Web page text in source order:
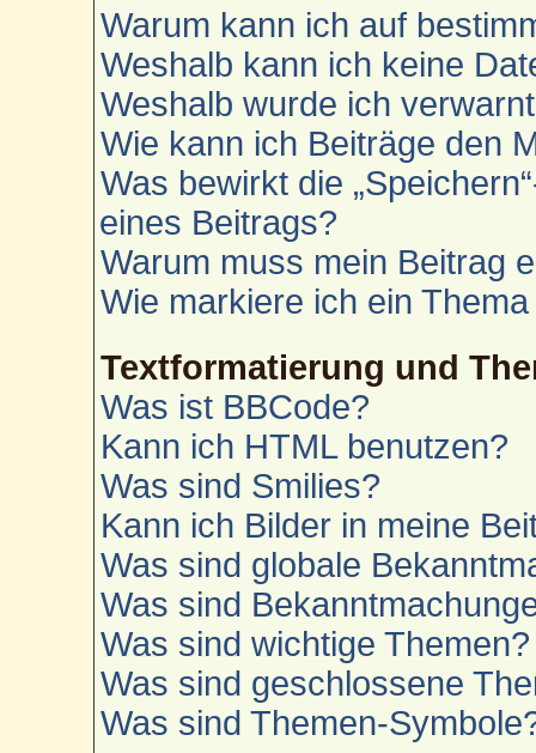
Warum kann ich auf
Weshalb kann ich keine
Weshalb wurde ich
Wie kann ich Beiträge den
Was bewirkt die
eines Beitrags?
Warum muss mein Beitrag
Wie markiere ich ein
Textformatierung und
Was ist BBCode?
Kann ich HTML benutzen?
Was sind Smilies?
Kann ich Bilder in meine
Was sind globale
Was sind
Was sind wichtige Themen?
Was sind geschlossene
Was sind Themen-